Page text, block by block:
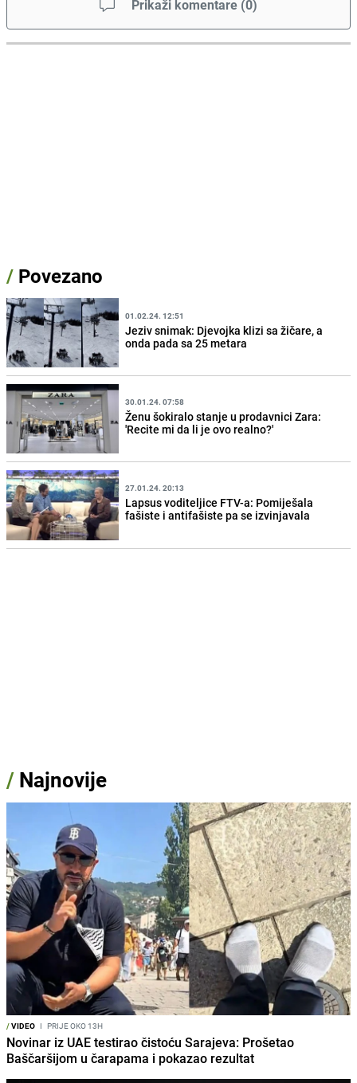
Prikaži komentare (0)
/ Povezano
01.02.24. 12:51
Jeziv snimak: Djevojka klizi sa žičare, a
onda pada sa 25 metara
30.01.24. 07:58
Ženu šokiralo stanje u prodavnici Zara:
'Recite mi da li je ovo realno?'
27.01.24. 20:13
Lapsus voditeljice FTV-a: Pomiješala
fašiste i antifašiste pa se izvinjavala
/ Najnovije
/VIDEO I PRIJE OKO 13H
Novinar iz UAE testirao čistoću Sarajeva: Prošetao
Baščaršijom u čarapama i pokazao rezultat